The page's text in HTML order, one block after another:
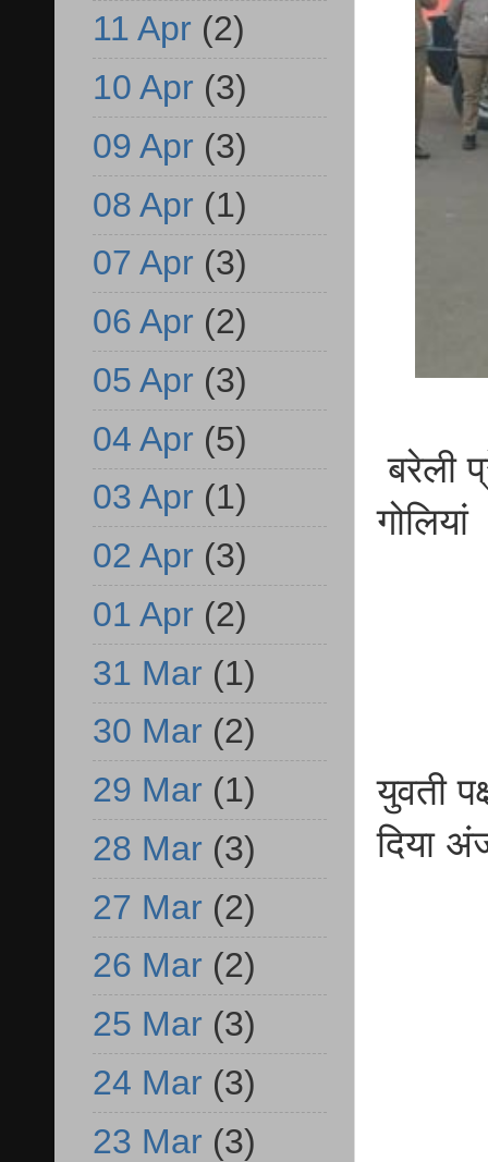
बरेली
गोलियां
युवती
दिया
11 Apr (2)
10 Apr (3)
09 Apr (3)
08 Apr (1)
07 Apr (3)
06 Apr (2)
05 Apr (3)
04 Apr (5)
03 Apr (1)
02 Apr (3)
01 Apr (2)
31 Mar (1)
30 Mar (2)
29 Mar (1)
28 Mar (3)
27 Mar (2)
26 Mar (2)
25 Mar (3)
24 Mar (3)
23 Mar (3)